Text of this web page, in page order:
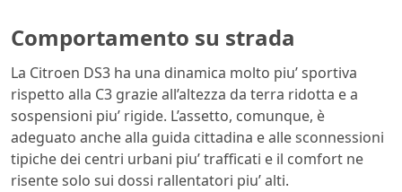
Comportamento su strada
La Citroen DS3 ha una dinamica molto piu’ sportiva
rispetto alla C3 grazie all’altezza da terra ridotta e a
sospensioni piu’ rigide. L’assetto, comunque, è
adeguato anche alla guida cittadina e alle sconnessioni
tipiche dei centri urbani piu’ trafficati e il comfort ne
risente solo sui dossi rallentatori piu’ alti.